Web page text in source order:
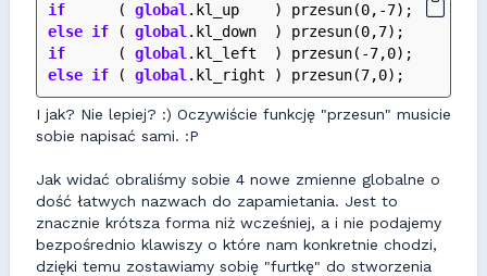
if
      (
global .kl_up    ) przesun(0,-7);
else if ( global .kl_down  ) przesun(0,7);
if
      (
global .kl_left  ) przesun(-7,0);
else if ( global .kl_right ) przesun(7,0);
I jak? Nie lepiej? :) Oczywiście funkcję "przesun" musicie
sobie napisać sami. :P
Jak widać obraliśmy sobie 4 nowe zmienne globalne o
dość łatwych nazwach do zapamietania. Jest to
znacznie krótsza forma niż wcześniej, a i nie podajemy
bezpośrednio klawiszy o które nam konkretnie chodzi,
dzięki temu zostawiamy sobię "furtkę" do stworzenia